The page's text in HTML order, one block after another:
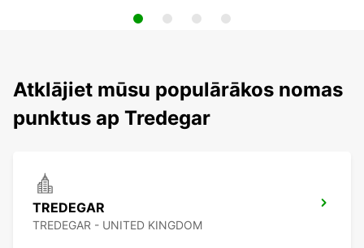
Atklājiet mūsu populārākos nomas
punktus ap Tredegar
TREDEGAR
TREDEGAR - UNITED KINGDOM